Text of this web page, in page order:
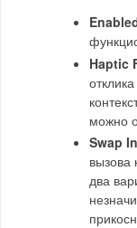
Haptic
можно
Swap
вызова
два